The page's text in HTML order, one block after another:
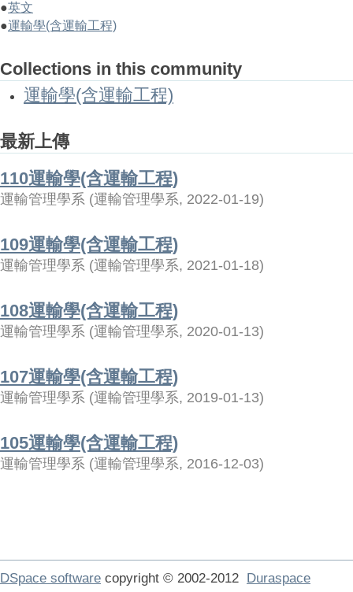
●英文
●運輸學(含運輸工程)
Collections in this community
運輸學(含運輸工程)
最新上傳
110運輸學(含運輸工程)
運輸管理學系 (運輸管理學系, 2022-01-19)
109運輸學(含運輸工程)
運輸管理學系 (運輸管理學系, 2021-01-18)
108運輸學(含運輸工程)
運輸管理學系 (運輸管理學系, 2020-01-13)
107運輸學(含運輸工程)
運輸管理學系 (運輸管理學系, 2019-01-13)
105運輸學(含運輸工程)
運輸管理學系 (運輸管理學系, 2016-12-03)
DSpace software copyright © 2002-2012 Duraspace